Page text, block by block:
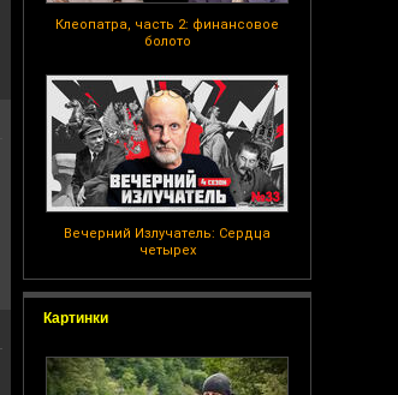
Клеопатра, часть 2: финансовое
болото
Вечерний Излучатель: Сердца
четырех
Картинки